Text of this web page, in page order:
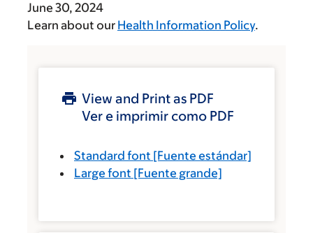
June 30, 2024
Learn about our Health Information Policy.
View and Print as PDF
Ver e imprimir como PDF
Standard font [Fuente estándar]
Large font [Fuente grande]